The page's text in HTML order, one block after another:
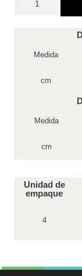
Medida
cm
Medida
cm
Unidad de
empaque
4